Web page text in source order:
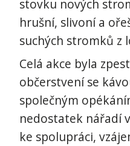
stovku nových
hrušní, slivoní a
suchých stromků z
Celá akce byla
občerstvení se
společným
nedostatek nářadí
ke spolupráci,